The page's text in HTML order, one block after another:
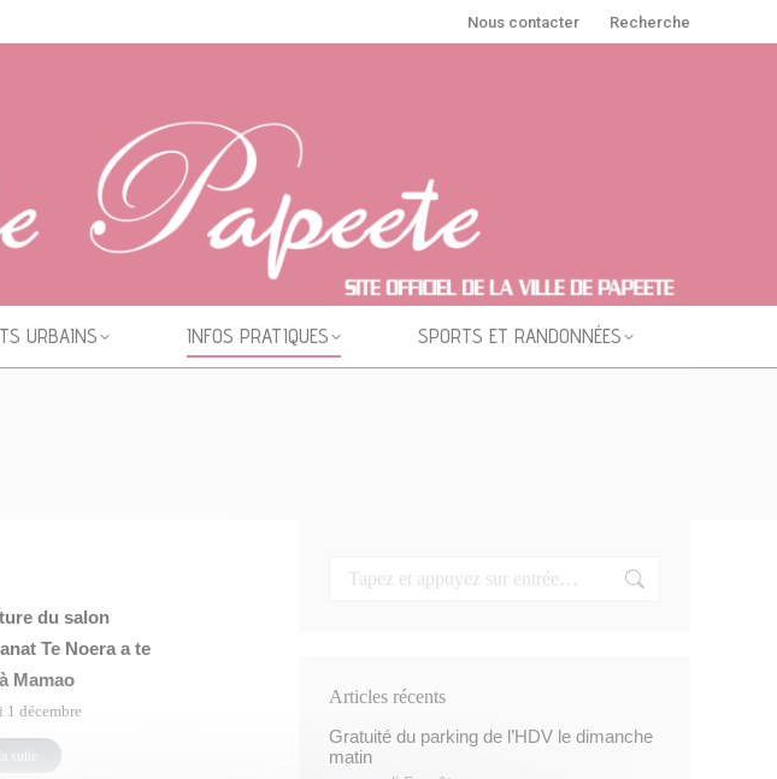
Nous contacter Recherche
URBAINS INFOS PRATIQUES SPORTS ET RANDONNÉES
du salon
Te Noera a te
Mamao
1 décembre
suite
Articles récents
Gratuité du parking de l’HDV le dimanche
matin